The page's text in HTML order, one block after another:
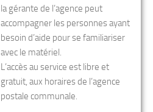
la gérante de l’agence peut
accompagner les personnes ayant
besoin d’aide pour se familiariser
avec le matériel.
L’accès au service est libre et
gratuit, aux horaires de l’agence
postale communale.